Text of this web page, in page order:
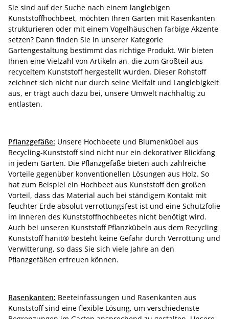
Sie sind auf der Suche nach einem langlebigen
Kunststoffhochbeet, möchten Ihren Garten mit Rasenkanten
strukturieren oder mit einem Vogelhäuschen farbige Akzente
setzen? Dann finden Sie in unserer Kategorie
Gartengestaltung bestimmt das richtige Produkt. Wir bieten
Ihnen eine Vielzahl von Artikeln an, die zum Großteil aus
recyceltem Kunststoff hergestellt wurden. Dieser Rohstoff
zeichnet sich nicht nur durch seine Vielfalt und Langlebigkeit
aus, er trägt auch dazu bei, unsere Umwelt nachhaltig zu
entlasten.
Pflanzgefäße: Unsere Hochbeete und Blumenkübel aus
Recycling-Kunststoff sind nicht nur ein dekorativer Blickfang
in jedem Garten. Die Pflanzgefäße bieten auch zahlreiche
Vorteile gegenüber konventionellen Lösungen aus Holz. So
hat zum Beispiel ein Hochbeet aus Kunststoff den großen
Vorteil, dass das Material auch bei ständigem Kontakt mit
feuchter Erde absolut verrottungsfest ist und eine Schutzfolie
im Inneren des Kunststoffhochbeetes nicht benötigt wird.
Auch bei unseren Kunststoff Pflanzkübeln aus dem Recycling
Kunststoff hanit® besteht keine Gefahr durch Verrottung und
Verwitterung, so dass Sie sich viele Jahre an den
Pflanzgefäßen erfreuen können.
Rasenkanten: Beeteinfassungen und Rasenkanten aus
Kunststoff sind eine flexible Lösung, um verschiedenste